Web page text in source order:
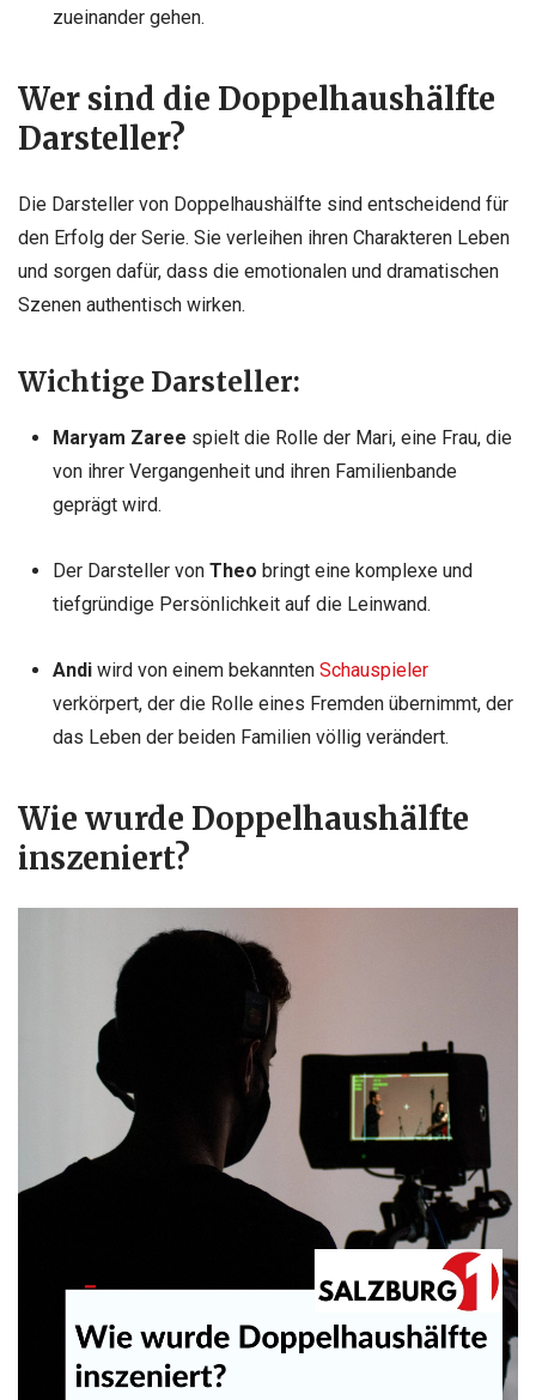
zueinander gehen.
Wer sind die Doppelhaushälfte
Darsteller?
Die Darsteller von Doppelhaushälfte sind entscheidend für
den Erfolg der Serie. Sie verleihen ihren Charakteren Leben
und sorgen dafür, dass die emotionalen und dramatischen
Szenen authentisch wirken.
Wichtige Darsteller:
Maryam Zaree spielt die Rolle der Mari, eine Frau, die
von ihrer Vergangenheit und ihren Familienbande
geprägt wird.
Der Darsteller von Theo bringt eine komplexe und
tiefgründige Persönlichkeit auf die Leinwand.
Andiwird von einem bekannten Schauspieler
verkörpert, der die Rolle eines Fremden übernimmt, der
das Leben der beiden Familien völlig verändert.
Wie wurde Doppelhaushälfte
inszeniert?